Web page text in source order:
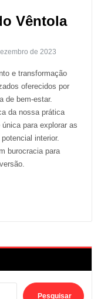
Vêntola
de 2023
e transformação
oferecidos por
de bem-estar.
da nossa prática
para explorar as
interior.
burocracia para
Pesquisar